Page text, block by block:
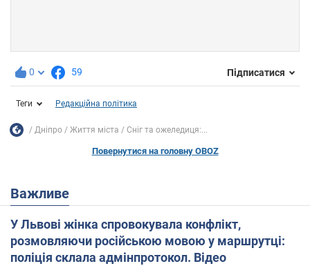
0 59 Підписатися
Теги Редакційна політика
Дніпро Життя міста Сніг та ожеледиця:...
Повернутися на головну OBOZ
Важливе
У Львові жінка спровокувала конфлікт,
розмовляючи російською мовою у маршрутці:
поліція склала адмінпротокол. Відео